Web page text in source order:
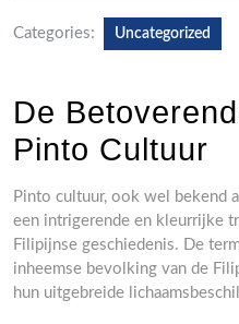
Categories: Uncategorized
De
Pinto Cultuur
Pinto cultuur, ook wel bekend
een intrigerende en kleurrijke
Filipijnse geschiedenis. De
inheemse bevolking van de
hun uitgebreide